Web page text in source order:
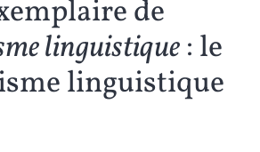
de
linguistique: le
linguistique